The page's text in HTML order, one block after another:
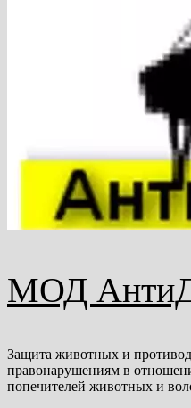
МОД
Защита животных и
правонарушениям в
попечителей животных и